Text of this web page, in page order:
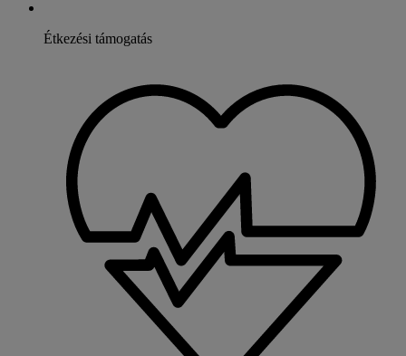
Étkezési támogatás